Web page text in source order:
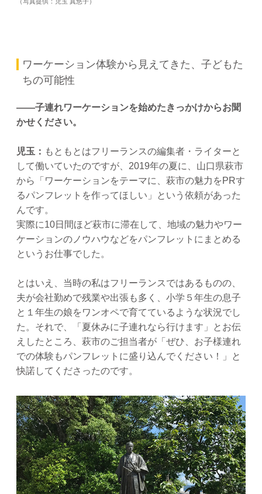
ワーケーション体験から見えてきた、子どもた
ちの可能性
——子連れワーケーションを始めたきっかけからお聞
かせください。
児玉： もともとはフリーランスの編集者・ライターと
して働いていたのですが、2019年の夏に、山口県萩市
から「ワーケーションをテーマに、萩市の魅力をPRす
るパンフレットを作ってほしい」という依頼があった
んです。
実際に10日間ほど萩市に滞在して、地域の魅力やワー
ケーションのノウハウなどをパンフレットにまとめる
というお仕事でした。
とはいえ、当時の私はフリーランスではあるものの、
夫が会社勤めで残業や出張も多く、小学５年生の息子
と１年生の娘をワンオペで育てているような状況でし
た。それで、「夏休みに子連れなら行けます」とお伝
えしたところ、萩市のご担当者が「ぜひ、お子様連れ
での体験もパンフレットに盛り込んでください！」と
快諾してくださったのです。